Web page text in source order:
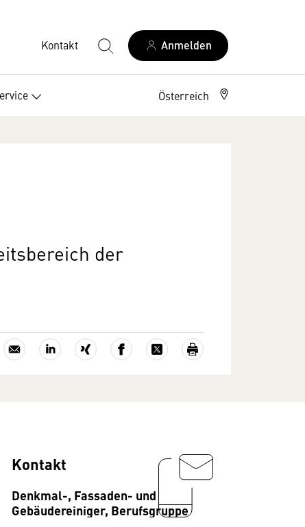
Kontakt Anmelden
Österreich
der
Kontakt
Denkmal-, Fassaden- und
Gebäudereiniger, Berufsgruppe